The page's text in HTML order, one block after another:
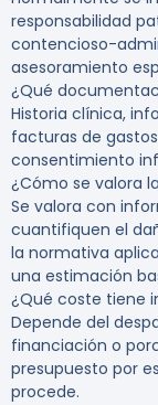
responsabilidad
contencioso-
asesoramiento
¿Qué
Historia clínica,
facturas de
consentimiento
¿Cómo se valora
Se valora con
cuantifiquen el
la normativa
una estimación
¿Qué coste tiene
Depende del
financiación o
presupuesto por
procede.